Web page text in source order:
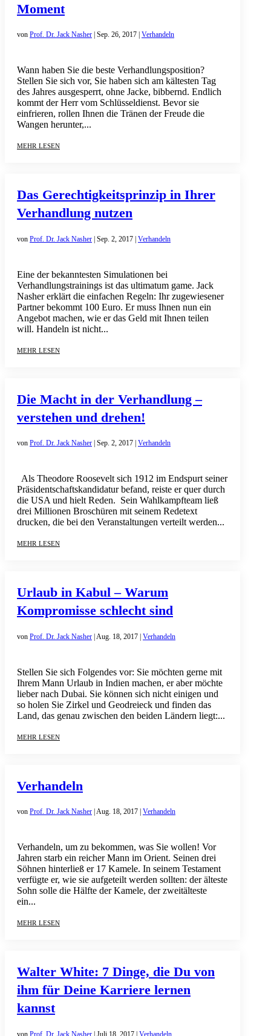
Moment
von Prof. Dr. Jack Nasher Sep. 26, 2017 Verhandeln
Wann haben Sie die beste Verhandlungsposition?
Stellen Sie sich vor, Sie haben sich am kältesten Tag
des Jahres ausgesperrt, ohne Jacke, bibbernd. Endlich
kommt der Herr vom Schlüsseldienst. Bevor sie
einfrieren, rollen Ihnen die Tränen der Freude die
Wangen herunter,...
mehr lesen
Das Gerechtigkeitsprinzip in Ihrer
Verhandlung nutzen
von Prof. Dr. Jack Nasher | Sep. 2, 2017 | Verhandeln
Eine der bekanntesten Simulationen bei
Verhandlungstrainings ist das ultimatum game. Jack
Nasher erklärt die einfachen Regeln: Ihr zugewiesener
Partner bekommt 100 Euro. Er muss Ihnen nun ein
Angebot machen, wie er das Geld mit Ihnen teilen
will. Handeln ist nicht...
mehr lesen
Die Macht in der Verhandlung –
verstehen und drehen!
von Prof. Dr. Jack Nasher Sep. 2, 2017 Verhandeln
Als Theodore Roosevelt sich 1912 im Endspurt seiner
Präsidentschaftskandidatur befand, reiste er quer durch
die USA und hielt Reden. Sein Wahlkampfteam ließ
drei Millionen Broschüren mit seinem Redetext
drucken, die bei den Veranstaltungen verteilt werden...
mehr lesen
Urlaub in Kabul – Warum
Kompromisse schlecht sind
von Prof. Dr. Jack Nasher | Aug. 18, 2017 | Verhandeln
Stellen Sie sich Folgendes vor: Sie möchten gerne mit
Ihrem Mann Urlaub in Indien machen, er aber möchte
lieber nach Dubai. Sie können sich nicht einigen und
so holen Sie Zirkel und Geodreieck und finden das
Land, das genau zwischen den beiden Ländern liegt:...
mehr lesen
Verhandeln
von Prof. Dr. Jack Nasher Aug. 18, 2017 Verhandeln
Verhandeln, um zu bekommen, was Sie wollen! Vor
Jahren starb ein reicher Mann im Orient. Seinen drei
Söhnen hinterließ er 17 Kamele. In seinem Testament
verfügte er, wie sie aufgeteilt werden sollten: der älteste
Sohn solle die Hälfte der Kamele, der zweitälteste
ein...
mehr lesen
Walter White: 7 Dinge, die Du von
ihm für Deine Karriere lernen
kannst
von Prof. Dr. Jack Nasher | Juli 18, 2017 | Verhandeln